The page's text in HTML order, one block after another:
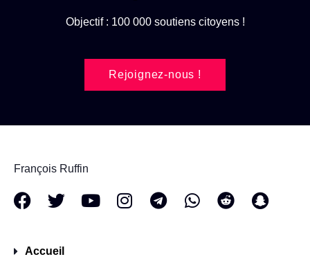
Objectif : 100 000 soutiens citoyens !
Rejoignez-nous !
François Ruffin
Accueil